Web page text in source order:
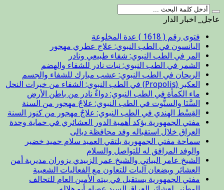
عاجل_ اخبار الدار
فتوى رقم ( 1618 ) عدة المخلوعة
اليانسون في الطب النبوي: علاج عطري مهجور
المر في الطب النبوي: شفاء طبيعي ونادر
الشمر في الطب النبوي: نبات نادر للشفاء والهضم
الريحان في الطب النبوي: عشب مبارك للشفاء والجسم
العكبر (Propolis) في الطب النبوي: الشفاء من خيرات النحل
ماء الكمأة في الطب النبوي: دواءٌ نادر من باطن الأرض
السَّنَا والسنُّوت في الطب النبوي: علاجٌ مهجور من السنة
القِسْط الهندي في الطب النبوي: علاجٌ مهجور من كنوز السنة
مفتي الجمهورية يؤكد أهمية الدور العشائري في حماية وحدة
العراق خلال استقباله وفد محافظة ديالى
سماحة مفتي الجمهورية يلتقي العميد سلام حميد خضير
والوفد المرافق له للتواصل والسلام
الشيخ عامر البياتي والشيخ عمر الزبيدي يزوران مديرية أمن
العشائر ويضعان آليات للتعاون مع الفعاليات الشعبية
مفتي الجمهورية يستقبل في بيته الأمين العام للتحالف